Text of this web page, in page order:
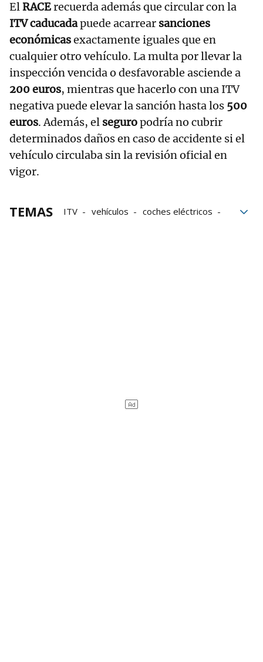
ElRACErecuerda además que circular con la
ITV caducadapuede acarrear sanciones
económicasexactamente iguales que en
cualquier otro vehículo. La multa por llevar la
inspección vencida o desfavorable asciende a
200 euros, mientras que hacerlo con una ITV
negativa puede elevar la sanción hasta los 500
euros. Además, el seguropodría no cubrir
determinados daños en caso de accidente si el
vehículo circulaba sin la revisión oficial en
vigor.
TEMAS ITV vehículos
coches eléctricos